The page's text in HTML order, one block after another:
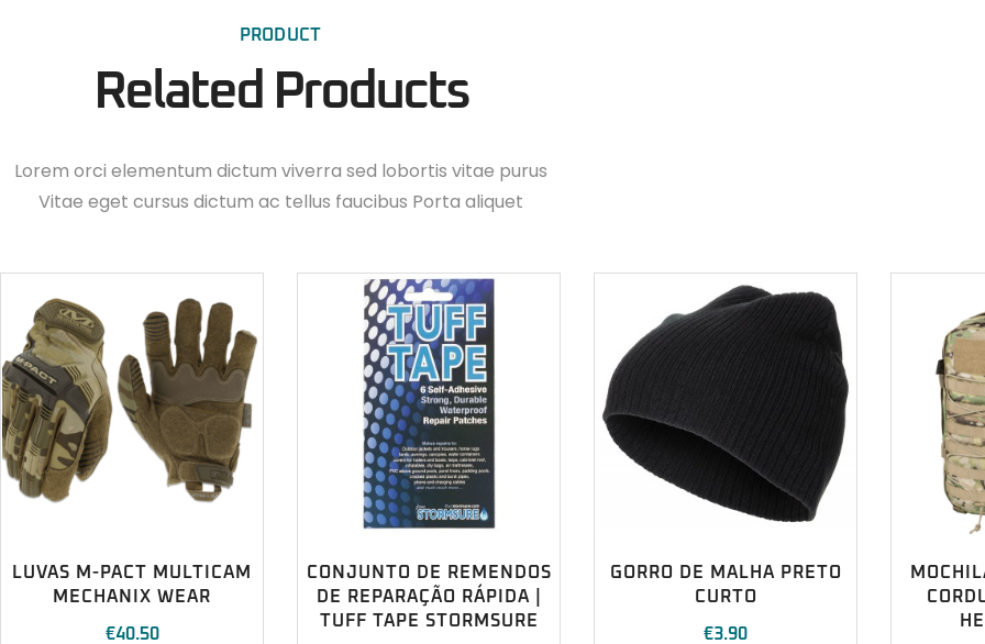
PRODUCT
Related Products
Lorem orci elementum dictum viverra sed lobortis vitae purus
Vitae eget cursus dictum ac tellus faucibus Porta aliquet
LUVAS M-PACT MULTICAM
MECHANIX WEAR
€40.50
CONJUNTO DE REMENDOS
DE REPARAÇÃO RÁPIDA |
TUFF TAPE STORMSURE
GORRO DE MALHA PRETO
CURTO
€3.90